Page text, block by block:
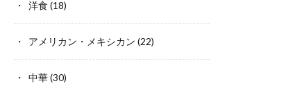
洋食 (18)
アメリカン・メキシカン (22)
中華(30)